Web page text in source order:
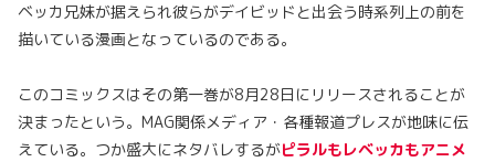
ベッカ兄妹が据えられ彼らがデイビッドと出会う時系列上の前を
描いている漫画となっているのである。
このコミックスはその第一巻が8月28日にリリースされることが
決まったという。MAG関係メディア・各種報道プレスが地味に伝
えている。つか盛大にネタバレするがピラルもレベッカもアニメ